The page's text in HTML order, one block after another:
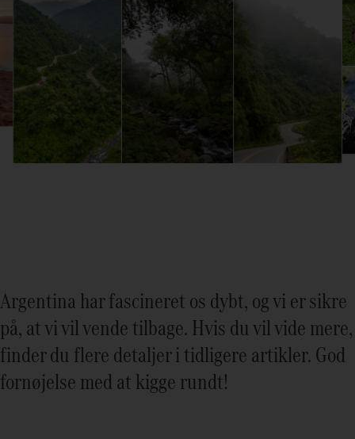
Argentina har fascineret os dybt, og vi er sikre
på, at vi vil vende tilbage. Hvis du vil vide mere,
finder du flere detaljer i tidligere artikler. God
fornøjelse med at kigge rundt!